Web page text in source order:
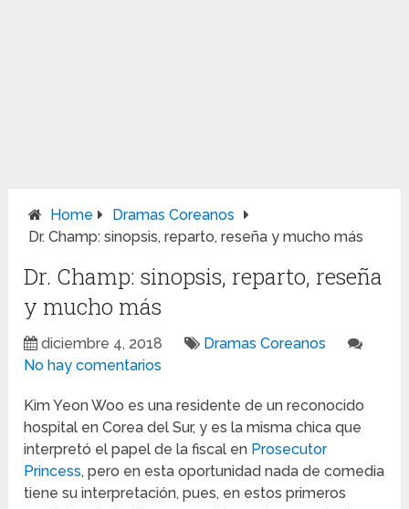
Home
Dramas Coreanos
Dr. Champ: sinopsis, reparto, reseña y mucho más
Dr. Champ: sinopsis, reparto, reseña
y mucho más
diciembre 4, 2018
Dramas Coreanos
No hay comentarios
Kim Yeon Woo es una residente de un reconocido
hospital en Corea del Sur, y es la misma chica que
interpretó el papel de la fiscal en Prosecutor
Princess, pero en esta oportunidad nada de comedia
tiene su interpretación, pues, en estos primeros